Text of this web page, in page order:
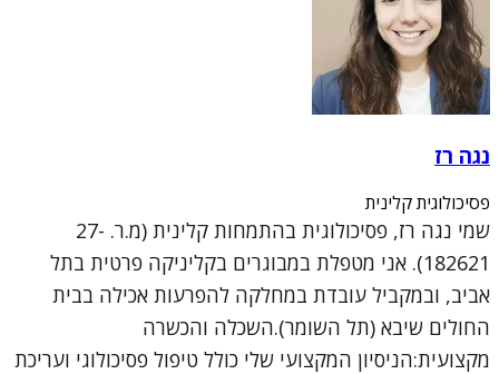
נגה רז
פסיכולוגית קלינית
שמי נגה רז, פסיכולוגית בהתמחות קלינית (מ.ר. 27-
182621). אני מטפלת במבוגרים בקליניקה פרטית בתל
אביב, ובמקביל עובדת במחלקה להפרעות אכילה בבית
החולים שיבא (תל השומר).השכלה והכשרה
מקצועית:הניסיון המקצועי שלי כולל טיפול פסיכולוגי ועריכת